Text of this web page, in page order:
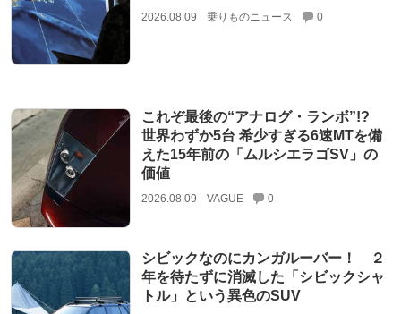
2026.08.09 乗りものニュース 0
これぞ最後の“アナログ・ランボ”!?
世界わずか5台 希少すぎる6速MTを備
えた15年前の「ムルシエラゴSV」の
価値
2026.08.09 VAGUE 0
シビックなのにカンガルーバー！ ２
年を待たずに消滅した「シビックシャ
トル」という異色のSUV